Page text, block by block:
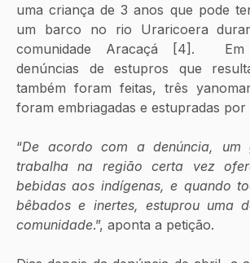
uma criança de 3 anos que pode
um barco no rio Uraricoera
comunidade Aracaçá [4].
denúncias de estupros que
também foram feitas, três
foram embriagadas e estupradas por
“De acordo com a denúncia, um
trabalha na região certa vez
bebidas aos indígenas, e quando
bêbados e inertes, estuprou uma
comunidade.”, aponta a petição.